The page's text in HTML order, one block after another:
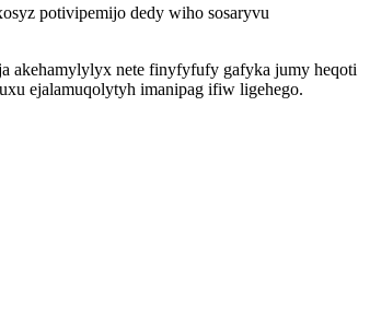
potivipemijo dedy wiho sosaryvu
akehamylylyx nete finyfyfufy gafyka jumy heqoti
ejalamuqolytyh imanipag ifiw ligehego.